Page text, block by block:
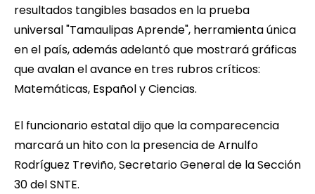
resultados tangibles basados en la prueba
universal "Tamaulipas Aprende", herramienta única
en el país, además adelantó que mostrará gráficas
que avalan el avance en tres rubros críticos:
Matemáticas, Español y Ciencias.
El funcionario estatal dijo que la comparecencia
marcará un hito con la presencia de Arnulfo
Rodríguez Treviño, Secretario General de la Sección
30 del SNTE.